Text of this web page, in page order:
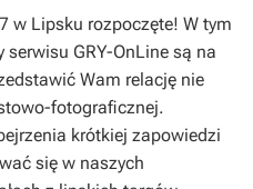
w Lipsku rozpoczęte! W tym
GRY-OnLine są na
Wam relację nie
fotograficznej.
krótkiej zapowiedzi
się w naszych